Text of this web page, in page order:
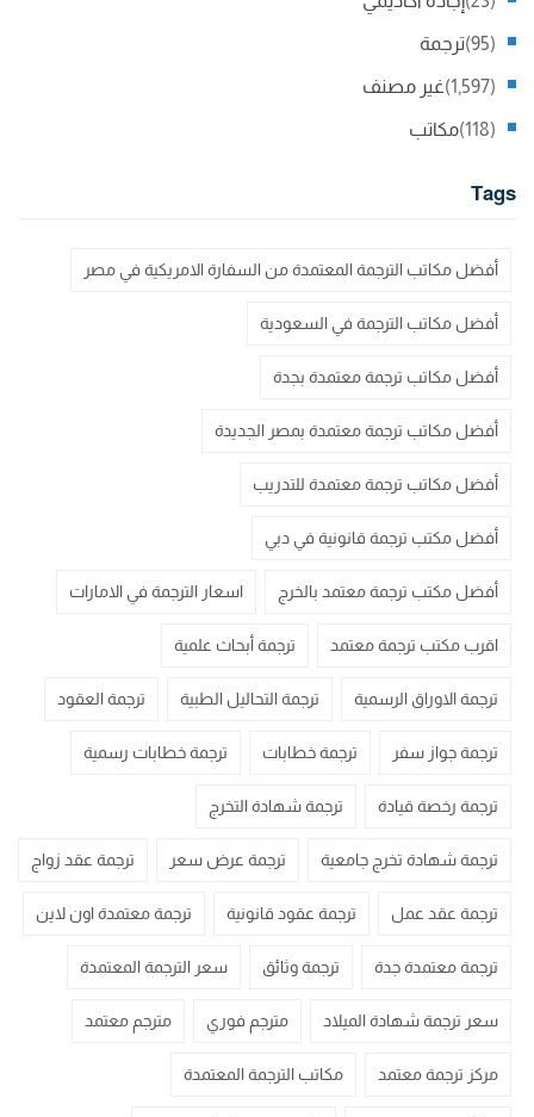
ترجمة (95)
غير مصنف (1,597)
مكاتب (118)
Tags
أفضل مكاتب الترجمة المعتمدة من السفارة الامريكية في مصر
أفضل مكاتب الترجمة في السعودية
أفضل مكاتب ترجمة معتمدة بجدة
أفضل مكاتب ترجمة معتمدة بمصر الجديدة
أفضل مكاتب ترجمة معتمدة للتدريب
أفضل مكتب ترجمة قانونية في دبي
أفضل مكتب ترجمة معتمد بالخرج اسعار الترجمة في الامارات
اقرب مكتب ترجمة معتمد ترجمة أبحاث علمية
ترجمة الاوراق الرسمية ترجمة التحاليل الطبية ترجمة العقود
ترجمة جواز سفر ترجمة خطابات ترجمة خطابات رسمية
ترجمة رخصة قيادة ترجمة شهادة التخرج
ترجمة شهادة تخرج جامعية ترجمة عرض سعر ترجمة عقد زواج
ترجمة عقد عمل ترجمة عقود قانونية ترجمة معتمدة اون لاين
ترجمة معتمدة جدة ترجمة وثائق سعر الترجمة المعتمدة
سعر ترجمة شهادة الميلاد مترجم فوري مترجم معتمد
مركز ترجمة معتمد مكاتب الترجمة المعتمدة